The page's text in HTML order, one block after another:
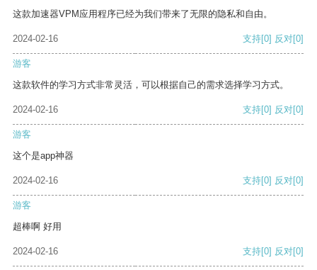
这款加速器VPM应用程序已经为我们带来了无限的隐私和自由。
2024-02-16 支持[0] 反对[0]
游客
这款软件的学习方式非常灵活，可以根据自己的需求选择学习方式。
2024-02-16 支持[0] 反对[0]
游客
这个是app神器
2024-02-16 支持[0] 反对[0]
游客
超棒啊 好用
2024-02-16 支持[0] 反对[0]